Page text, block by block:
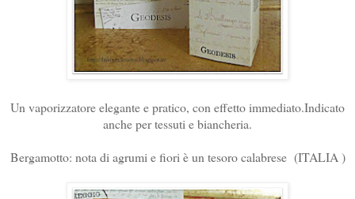
Un vaporizzatore elegante e pratico, con effetto immediato.Indicato
anche per tessuti e biancheria.
Bergamotto: nota di agrumi e fiori è un tesoro calabrese (ITALIA )